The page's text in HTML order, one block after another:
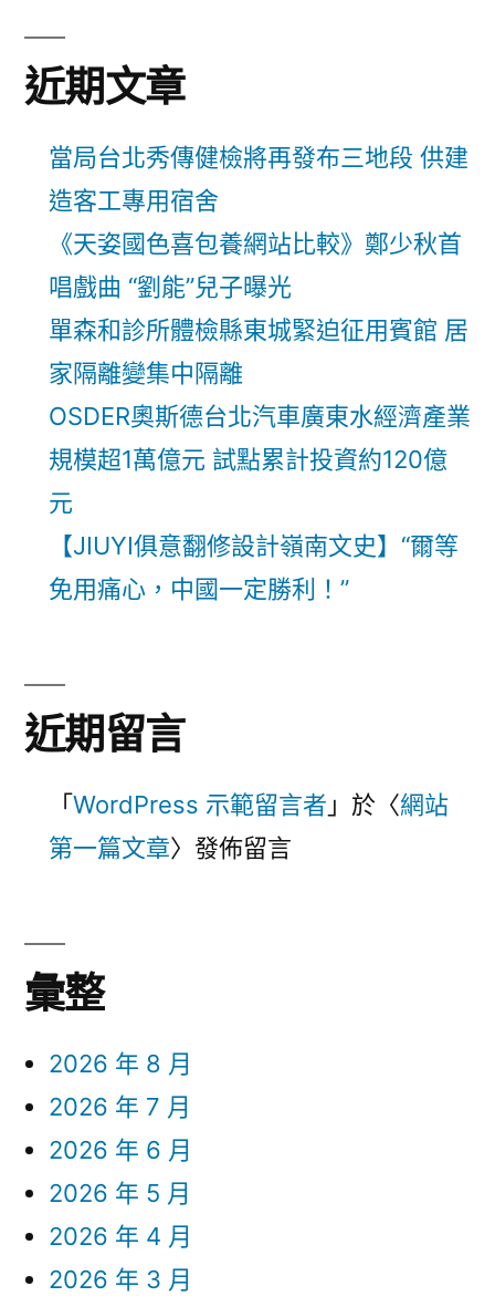
近期文章
當局台北秀傳健檢將再發布三地段 供建
造客工專用宿舍
《天姿國色喜包養網站比較》鄭少秋首
唱戲曲 “劉能”兒子曝光
單森和診所體檢縣東城緊迫征用賓館 居
家隔離變集中隔離
OSDER奧斯德台北汽車廣東水經濟產業
規模超1萬億元 試點累計投資約120億
元
【JIUYI俱意翻修設計嶺南文史】“爾等
免用痛心，中國一定勝利！”
近期留言
「 WordPress 示範留言者 」於〈網站
第一篇文章〉發佈留言
彙整
2026 年 8 月
2026 年 7 月
2026 年 6 月
2026 年 5 月
2026 年 4 月
2026 年 3 月